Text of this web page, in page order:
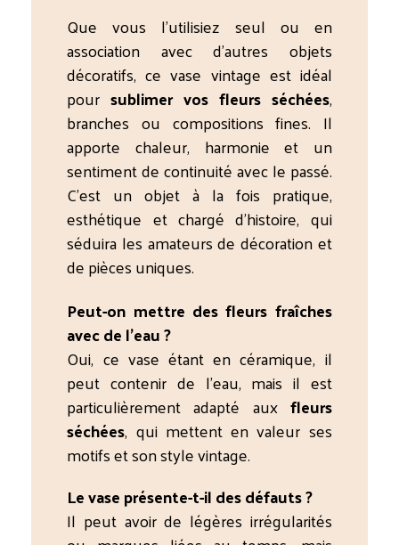
Que vous l’utilisiez seul ou en
association avec d’autres objets
décoratifs, ce vase vintage est idéal
poursublimer vos fleurs séchées,
branches ou compositions fines. Il
apporte chaleur, harmonie et un
sentiment de continuité avec le passé.
C’est un objet à la fois pratique,
esthétique et chargé d’histoire, qui
séduira les amateurs de décoration et
de pièces uniques.
Peut-on mettre des fleurs fraîches
avec de l’eau ?
Oui, ce vase étant en céramique, il
peut contenir de l’eau, mais il est
particulièrement adapté aux fleurs
séchées, qui mettent en valeur ses
motifs et son style vintage.
Le vase présente-t-il des défauts ?
Il peut avoir de légères irrégularités